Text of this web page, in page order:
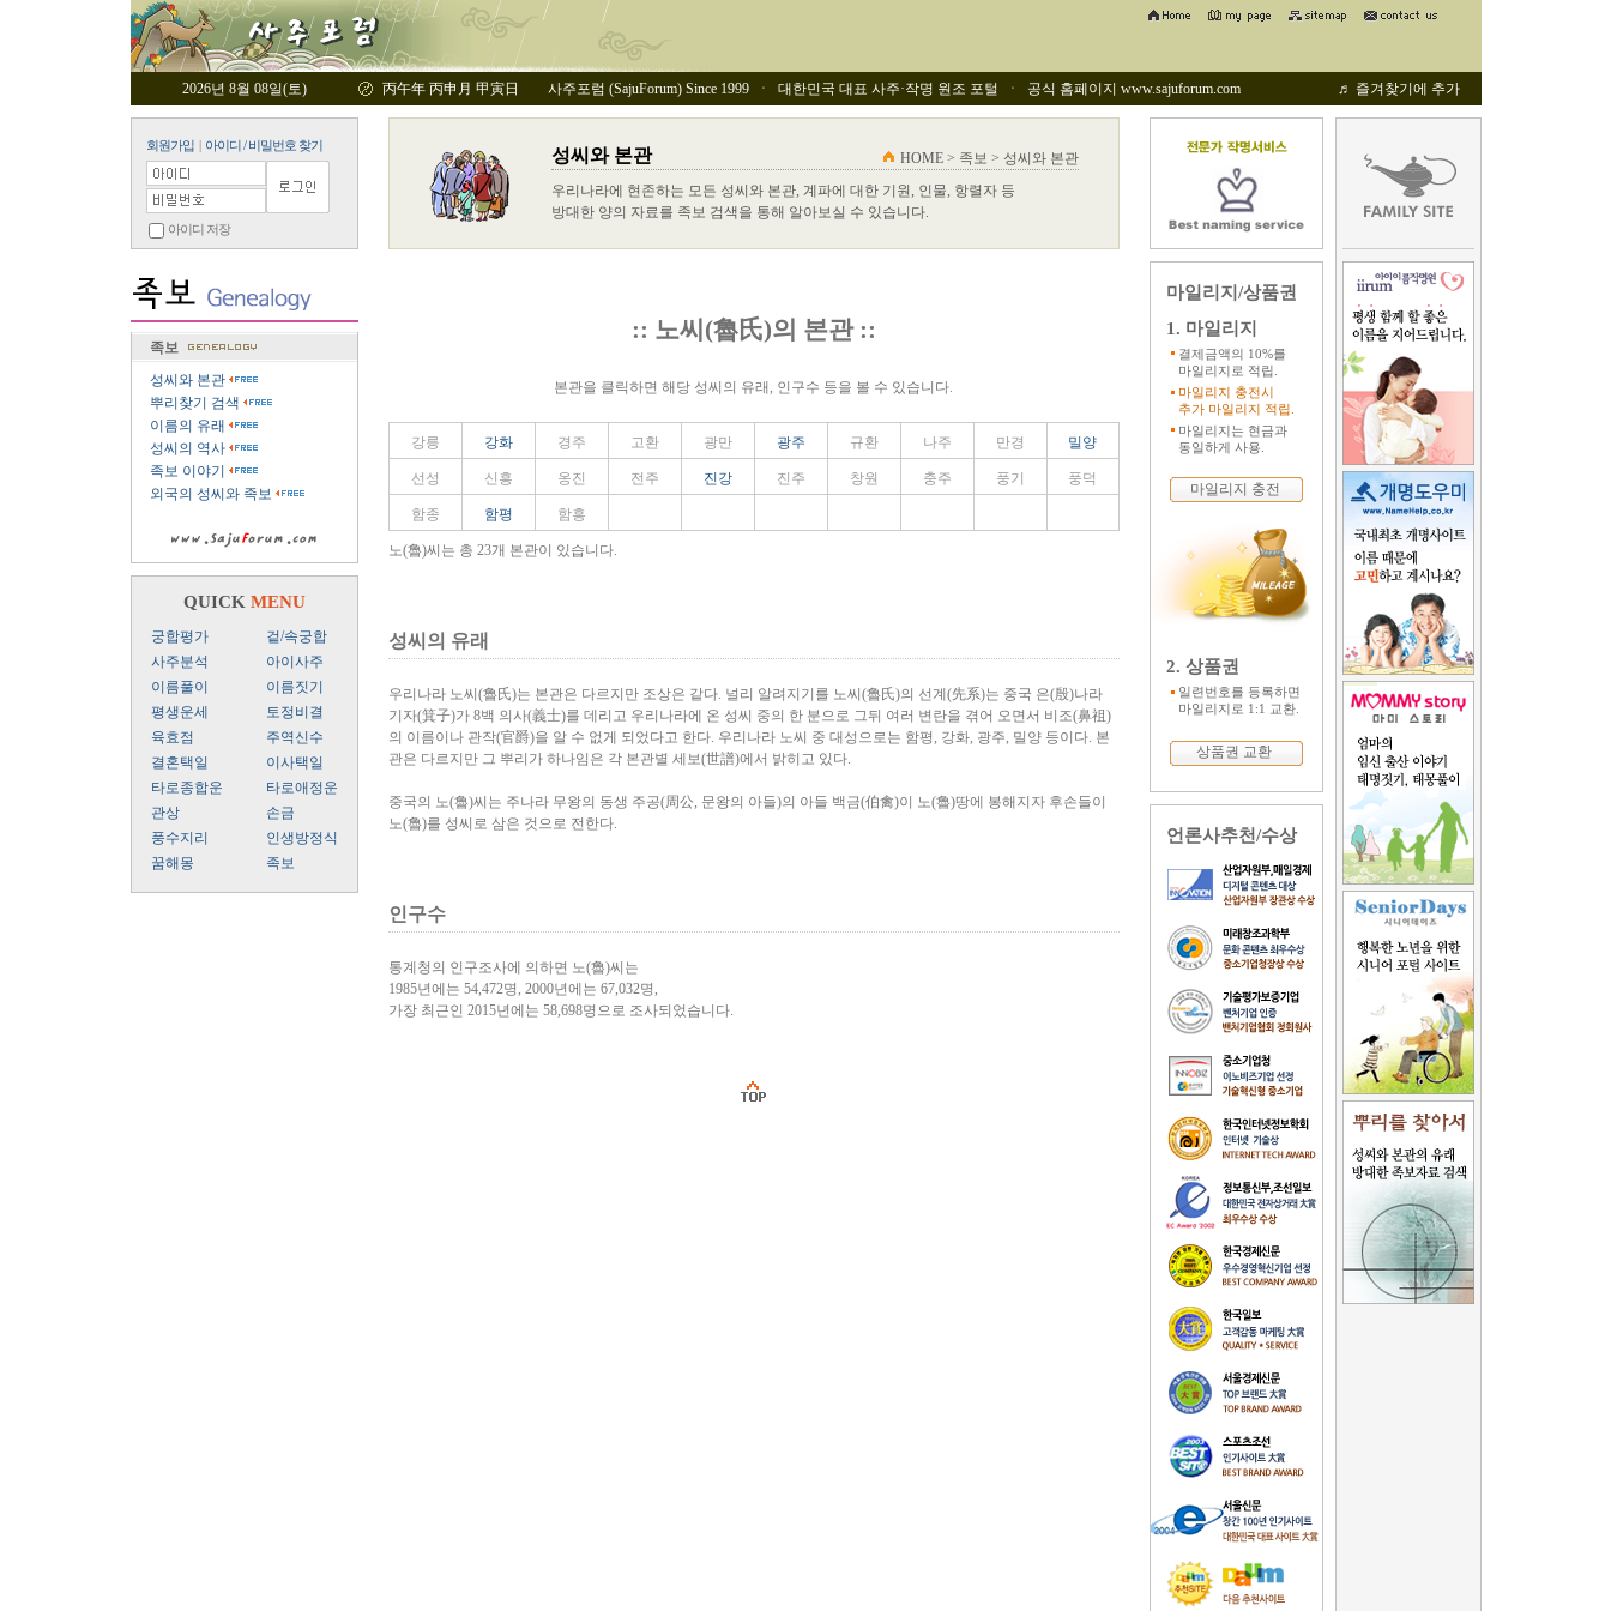
2026년 8월 08일(토) 丙午年 丙申月 甲寅日 사주포럼 (SajuForum) Since 1999 ㆍ 대한민국 대표 사주·작명 원조 포털 ㆍ 공식 홈페이지 www.sajuforum.com ♬ 즐겨찾기에 추가
회원가입| 아이디 / 비밀번호 찾기
아이디 저장
족보
성씨와 본관
뿌리찾기 검색
이름의 유래
성씨의 역사
족보 이야기
외국의 성씨와 족보
QUICK MENU
궁합평가
겉/속궁합
사주분석
아이사주
이름풀이
이름짓기
평생운세
토정비결
육효점
주역신수
결혼택일
이사택일
타로종합운
타로애정운
관상
손금
풍수지리
인생방정식
꿈해몽
족보
성씨와 본관
HOME > 족보 > 성씨와 본관
우리나라에 현존하는 모든 성씨와 본관, 계파에 대한 기원, 인물, 항렬자 등
방대한 양의 자료를 족보 검색을 통해 알아보실 수 있습니다.
:: 노씨(魯氏)의 본관 ::
본관을 클릭하면 해당 성씨의 유래, 인구수 등을 볼 수 있습니다.
강릉 강화 경주 고환 광만 광주 규환 나주 만경 밀양
선성 신흥 옹진 전주 진강 진주 창원 충주 풍기 풍덕
함종 함평 함흥
노(魯)씨는 총 23개 본관이 있습니다.
성씨의 유래
우리나라 노씨(魯氏)는 본관은 다르지만 조상은 같다. 널리 알려지기를 노씨(魯氏)의 선계(先系)는 중국 은(殷)나라
기자(箕子)가 8백 의사(義士)를 데리고 우리나라에 온 성씨 중의 한 분으로 그뒤 여러 변란을 겪어 오면서 비조(鼻祖)
의 이름이나 관작(官爵)을 알 수 없게 되었다고 한다. 우리나라 노씨 중 대성으로는 함평, 강화, 광주, 밀양 등이다. 본
관은 다르지만 그 뿌리가 하나임은 각 본관별 세보(世譜)에서 밝히고 있다.
중국의 노(魯)씨는 주나라 무왕의 동생 주공(周公, 문왕의 아들)의 아들 백금(伯禽)이 노(魯)땅에 봉해지자 후손들이
노(魯)를 성씨로 삼은 것으로 전한다.
인구수
통계청의 인구조사에 의하면 노(魯)씨는
1985년에는 54,472명, 2000년에는 67,032명,
가장 최근인 2015년에는 58,698명으로 조사되었습니다.
마일리지/상품권
1. 마일리지
결제금액의 10%를
마일리지로 적립.
마일리지 충전시
추가 마일리지 적립.
마일리지는 현금과
동일하게 사용.
마일리지 충전
2. 상품권
일련번호를 등록하면
마일리지로 1:1 교환.
상품권 교환
언론사추천/수상